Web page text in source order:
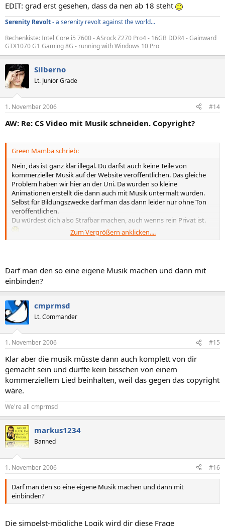
EDIT: grad erst gesehen, dass da nen ab 18 steht
Serenity Revolt- a serenity revolt against the world...
Rechenkiste: Intel Core i5 7600 - ASrock Z270 Pro4 - 16GB DDR4 - Gainward
GTX1070 G1 Gaming 8G - running with Windows 10 Pro
Silberno
Lt. Junior Grade
1. November 2006 #14
AW: Re: CS Video mit Musik schneiden. Copyright?
Green Mamba schrieb:
Nein, das ist ganz klar illegal. Du darfst auch keine Teile von
kommerzieller Musik auf der Website veröffentlichen. Das gleiche
Problem haben wir hier an der Uni. Da wurden so kleine
Animationen erstellt die dann auch mit Musik untermalt wurden.
Selbst für Bildungszwecke darf man das dann leider nur ohne Ton
veröffentlichen.
Du würdest dich also Strafbar machen, auch wenns rein Privat ist.
Da gabs letztens erst einen privaten Seitenbetreiber den ich hier
Spass.
Zum Vergrößern anklicken....
Darf man den so eine eigene Musik machen und dann mit
einbinden?
cmprmsd
Lt. Commander
1. November 2006 #15
Klar aber die musik müsste dann auch komplett von dir
gemacht sein und dürfte kein bisschen von einem
kommerziellem Lied beinhalten, weil das gegen das copyright
wäre.
We're all cmprmsd
markus1234
Banned
1. November 2006 #16
Darf man den so eine eigene Musik machen und dann mit
einbinden?
Die simpelst-mögliche Logik wird dir diese Frage